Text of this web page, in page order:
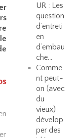
UR : Les
question
d’entreti
en
d’embau
che…
Comme
nt peut-
on (avec
du
vieux)
dévelop
per des